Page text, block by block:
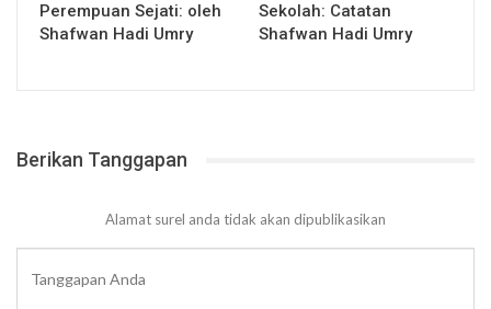
Perempuan Sejati: oleh
Shafwan Hadi Umry
Sekolah: Catatan
Shafwan Hadi Umry
Berikan Tanggapan
Alamat surel anda tidak akan dipublikasikan